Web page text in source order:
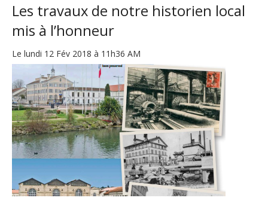
Les travaux de notre historien local
mis à l’honneur
Le lundi 12 Fév 2018 à 11h36 AM